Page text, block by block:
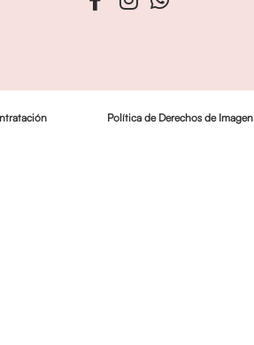
Política de Derechos de Imagen